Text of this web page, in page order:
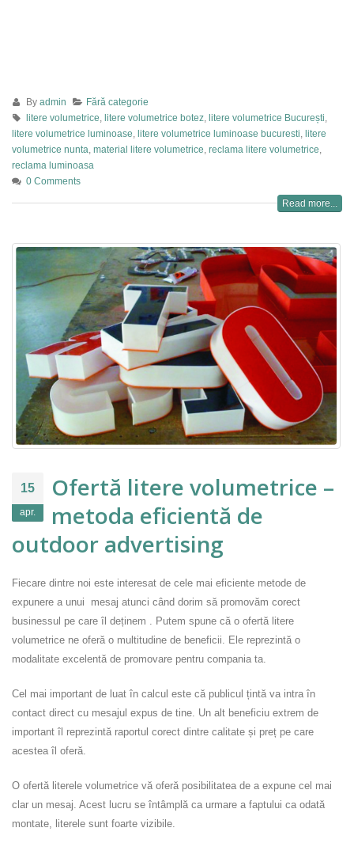
By admin
Fără categorie
litere volumetrice litere volumetrice botez, litere volumetrice București
litere volumetrice luminoase litere volumetrice luminoase bucuresti litere
volumetrice nunta material litere volumetrice reclama litere volumetrice
reclama luminoasa
0 Comments
Read more...
15
apr.
Ofertă litere volumetrice –
metoda eficientă de
outdoor advertising
Fiecare dintre noi este interesat de cele mai eficiente metode de
expunere a unui mesaj atunci când dorim să promovăm corect
businessul pe care îl deținem . Putem spune că o ofertă litere
volumetrice ne oferă o multitudine de beneficii. Ele reprezintă o
modalitate excelentă de promovare pentru compania ta.
Cel mai important de luat în calcul este că publicul țintă va intra în
contact direct cu mesajul expus de tine. Un alt beneficiu extrem de
important îl reprezintă raportul corect dintre calitate și preț pe care
acestea îl oferă.
O ofertă literele volumetrice vă oferă posibilitatea de a expune cel mai
clar un mesaj. Acest lucru se întâmplă ca urmare a faptului ca odată
montate, literele sunt foarte vizibile.